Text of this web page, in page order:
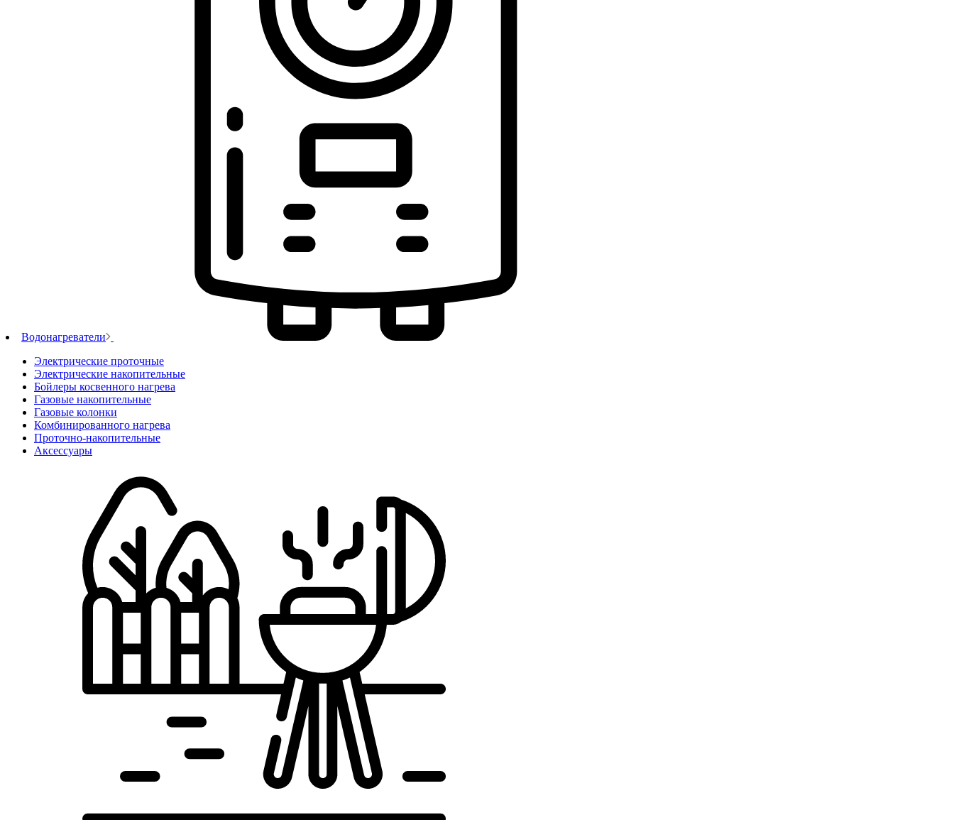
Водонагреватели
Электрические проточные
Электрические накопительные
Бойлеры косвенного нагрева
Газовые накопительные
Газовые колонки
Комбинированного нагрева
Проточно-накопительные
Аксессуары